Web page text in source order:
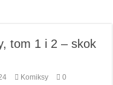
pomaga oswoić się ze
rok
tom 1 i 2 – skok
Komiksy 0